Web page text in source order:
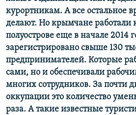
курортникам. А все остальное
делают. Но крымчане работали
полуострове еще в начале 2014
зарегистрировано свыше 130
предпринимателей. Которые
сами, но и обеспечивали
многих сотрудников. За почти
оккупации это количество
раза. А такие известные